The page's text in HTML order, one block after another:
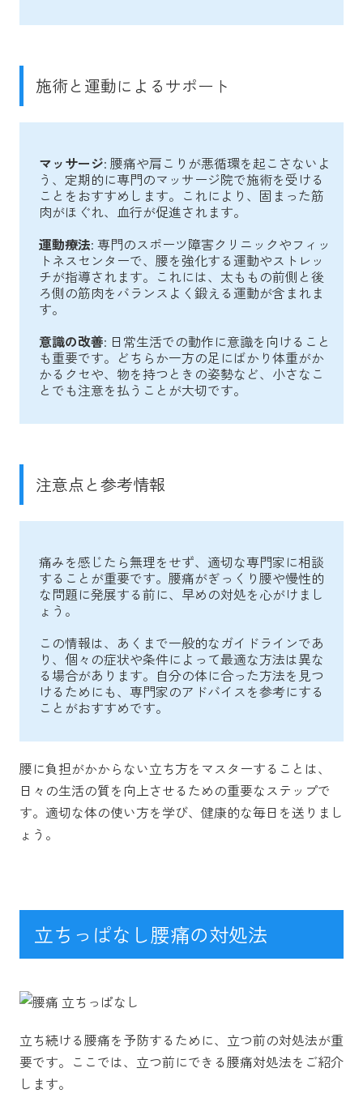
施術と運動によるサポート
マッサージ: 腰痛や肩こりが悪循環を起こさないよ
う、定期的に専門のマッサージ院で施術を受ける
ことをおすすめします。これにより、固まった筋
肉がほぐれ、血行が促進されます。
運動療法: 専門のスポーツ障害クリニックやフィッ
トネスセンターで、腰を強化する運動やストレッ
チが指導されます。これには、太ももの前側と後
ろ側の筋肉をバランスよく鍛える運動が含まれま
す。
意識の改善: 日常生活での動作に意識を向けること
も重要です。どちらか一方の足にばかり体重がか
かるクセや、物を持つときの姿勢など、小さなこ
とでも注意を払うことが大切です。
注意点と参考情報
痛みを感じたら無理をせず、適切な専門家に相談
することが重要です。腰痛がぎっくり腰や慢性的
な問題に発展する前に、早めの対処を心がけまし
ょう。
この情報は、あくまで一般的なガイドラインであ
り、個々の症状や条件によって最適な方法は異な
る場合があります。自分の体に合った方法を見つ
けるためにも、専門家のアドバイスを参考にする
ことがおすすめです。
腰に負担がかからない立ち方をマスターすることは、
日々の生活の質を向上させるための重要なステップで
す。適切な体の使い方を学び、健康的な毎日を送りまし
ょう。
立ちっぱなし腰痛の対処法
立ち続ける腰痛を予防するために、立つ前の対処法が重
要です。ここでは、立つ前にできる腰痛対処法をご紹介
します。